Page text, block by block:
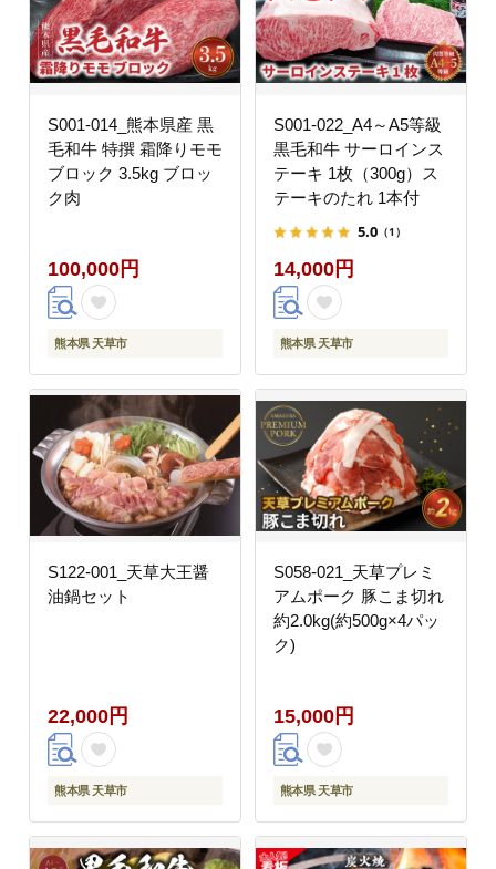
S001-014_熊本県産 黒
毛和牛 特撰 霜降りモモ
ブロック 3.5kg ブロッ
ク肉
100,000円
熊本県 天草市
S001-022_A4～A5等級
黒毛和牛 サーロインス
テーキ 1枚（300g）ス
テーキのたれ 1本付
5.0 （1）
14,000円
熊本県 天草市
S122-001_天草大王醤
油鍋セット
22,000円
熊本県 天草市
S058-021_天草プレミ
アムポーク 豚こま切れ
約2.0kg(約500g×4パッ
ク)
15,000円
熊本県 天草市